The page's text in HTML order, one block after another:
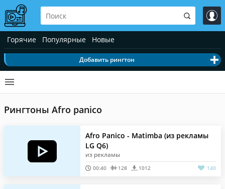
Горячие Популярные Новые
Добавить рингтон
Рингтоны Afro panico
Afro Panico - Matimba (из рекламы
LG Q6)
из рекламы
00:40 128 1012 140